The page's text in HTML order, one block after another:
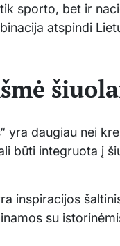
sporto, bet ir
atspindi
yra daugiau nei
būti integruota į
inspiracijos
su